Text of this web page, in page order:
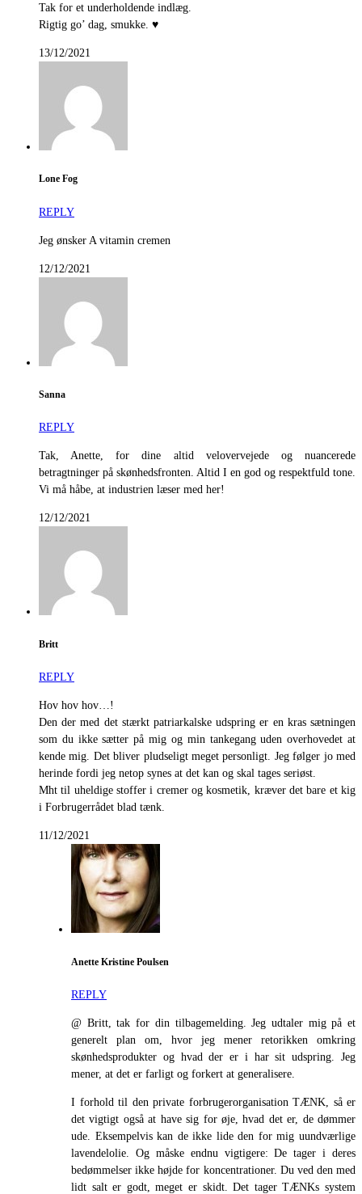
Tak for et underholdende indlæg.
Rigtig go’ dag, smukke. ♥
13/12/2021
Lone Fog
REPLY
Jeg ønsker A vitamin cremen
12/12/2021
Sanna
REPLY
Tak, Anette, for dine altid velovervejede og nuancerede
betragtninger på skønhedsfronten. Altid I en god og respektfuld tone.
Vi må håbe, at industrien læser med her!
12/12/2021
Britt
REPLY
Hov hov hov…!
Den der med det stærkt patriarkalske udspring er en kras sætningen
som du ikke sætter på mig og min tankegang uden overhovedet at
kende mig. Det bliver pludseligt meget personligt. Jeg følger jo med
herinde fordi jeg netop synes at det kan og skal tages seriøst.
Mht til uheldige stoffer i cremer og kosmetik, kræver det bare et kig
i Forbrugerrådet blad tænk.
11/12/2021
Anette Kristine Poulsen
REPLY
@ Britt, tak for din tilbagemelding. Jeg udtaler mig på et
generelt plan om, hvor jeg mener retorikken omkring
skønhedsprodukter og hvad der er i har sit udspring. Jeg
mener, at det er farligt og forkert at generalisere.
I forhold til den private forbrugerorganisation TÆNK, så er
det vigtigt også at have sig for øje, hvad det er, de dømmer
ude. Eksempelvis kan de ikke lide den for mig uundværlige
lavendelolie. Og måske endnu vigtigere: De tager i deres
bedømmelser ikke højde for koncentrationer. Du ved den med
lidt salt er godt, meget er skidt. Det tager TÆNKs system